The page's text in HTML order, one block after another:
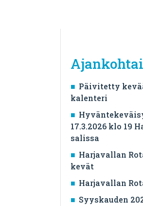
Päivitetty
kalenteri
17.3.2026 klo 19
salissa
Harjavallan
kevät
Harjavallan
Syyskauden